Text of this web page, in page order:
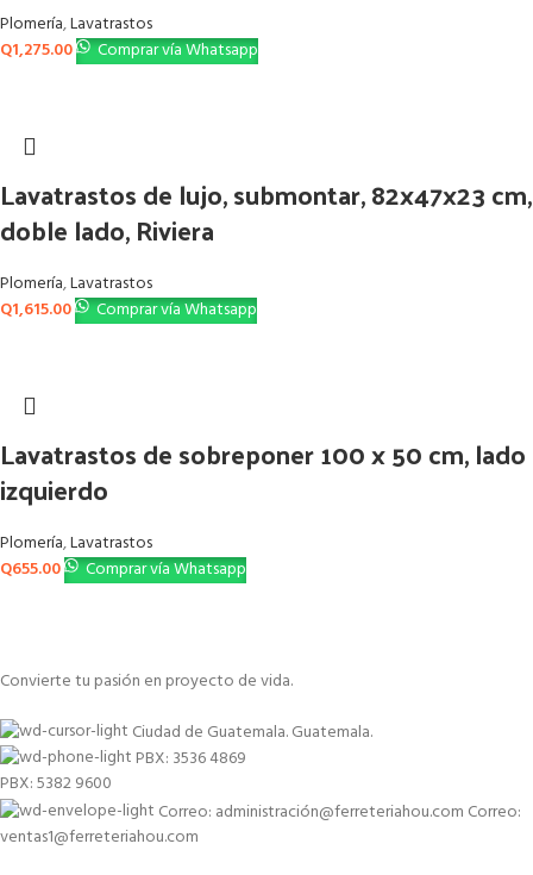
Plomería,Lavatrastos
Q1,275.00 Comprar vía Whatsapp
Lavatrastos de lujo, submontar, 82x47x23 cm,
doble lado, Riviera
Plomería,Lavatrastos
Q1,615.00 Comprar vía Whatsapp
Lavatrastos de sobreponer 100 x 50 cm, lado
izquierdo
Plomería,Lavatrastos
Q655.00 Comprar vía Whatsapp
Convierte tu pasión en proyecto de vida.
Ciudad de Guatemala. Guatemala.
PBX: 3536 4869
PBX: 5382 9600
Correo: administración@ferreteriahou.com Correo:
ventas1@ferreteriahou.com